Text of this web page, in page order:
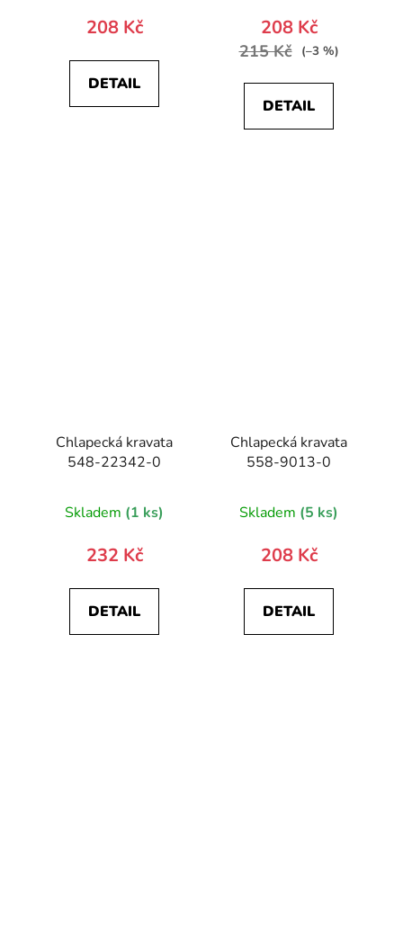
208 Kč
DETAIL
208 Kč
215 Kč (–3 %)
DETAIL
Chlapecká kravata
548-22342-0
Skladem (1 ks)
232 Kč
DETAIL
Chlapecká kravata
558-9013-0
Skladem (5 ks)
208 Kč
DETAIL